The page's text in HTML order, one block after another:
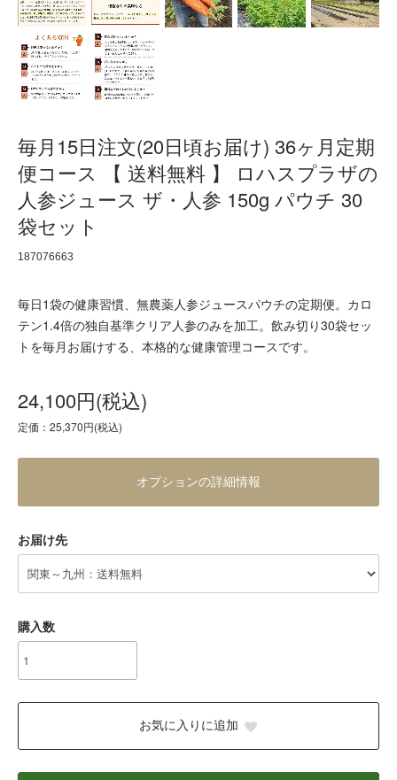
毎月15日注文(20日頃お届け) 36ヶ月定期
便コース 【 送料無料 】 ロハスプラザの
人参ジュース ザ・人参 150g パウチ 30
袋セット
187076663
毎日1袋の健康習慣、無農薬人参ジュースパウチの定期便。カロ
テン1.4倍の独自基準クリア人参のみを加工。飲み切り30袋セッ
トを毎月お届けする、本格的な健康管理コースです。
24,100円(税込)
定価：25,370円(税込)
オプションの詳細情報
お届け先
購入数
お気に入りに追加